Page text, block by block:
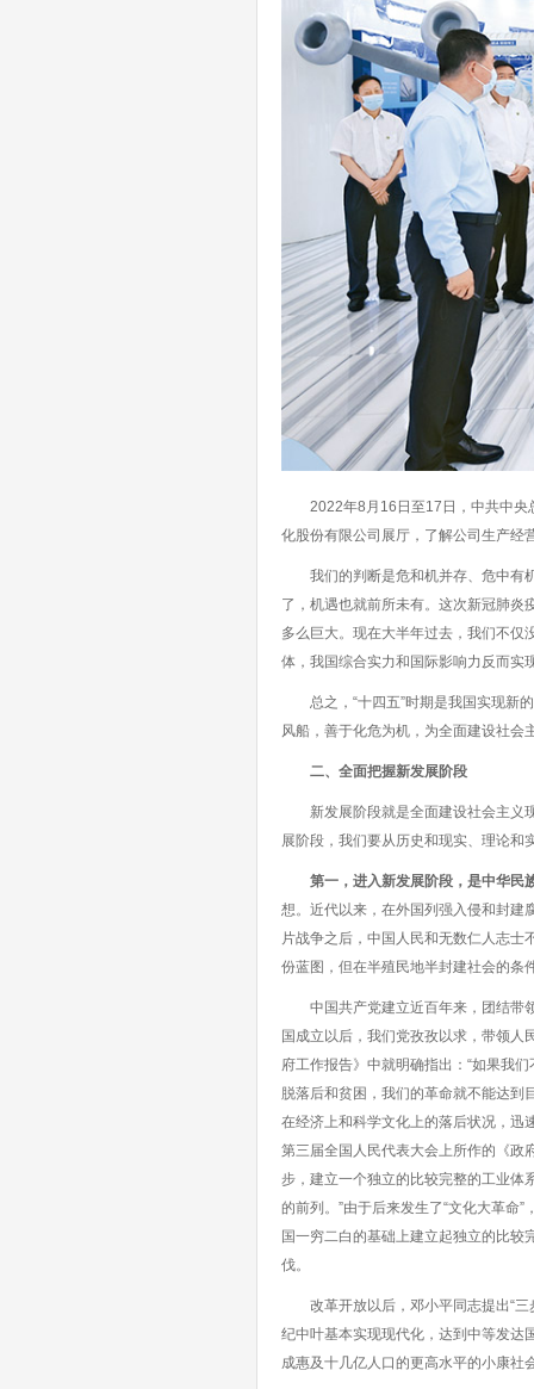
2022年8月16日至17日，中共中央总
化股份有限公司展厅，了解公司生产经
我们的判断是危和机并存、危中有机
了，机遇也就前所未有。这次新冠肺炎
多么巨大。现在大半年过去，我们不仅
体，我国综合实力和国际影响力反而实
总之，“十四五”时期是我国实现新的
风船，善于化危为机，为全面建设社会
二、全面把握新发展阶段
新发展阶段就是全面建设社会主义现
展阶段，我们要从历史和现实、理论和
第一，进入新发展阶段，是中华民
想。近代以来，在外国列强入侵和封建
片战争之后，中国人民和无数仁人志
份蓝图，但在半殖民地半封建社会的条
中国共产党建立近百年来，团结带领
国成立以后，我们党孜孜以求，带领
府工作报告》中就明确指出：“如果我
脱落后和贫困，我们的革命就不能达到
在经济上和科学文化上的落后状况，迅
第三届全国人民代表大会上所作的《政
步，建立一个独立的比较完整的工业体
的前列。”由于后来发生了“文化大革命
国一穷二白的基础上建立起独立的比
伐。
改革开放以后，邓小平同志提出“三
纪中叶基本实现现代化，达到中等发达
成惠及十几亿人口的更高水平的小康